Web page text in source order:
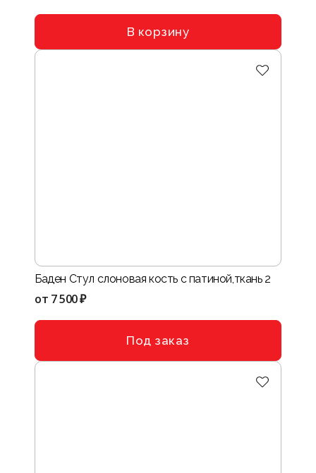
В корзину
Баден Стул слоновая кость с патиной,ткань 2
от 7 500 ₽
Под заказ